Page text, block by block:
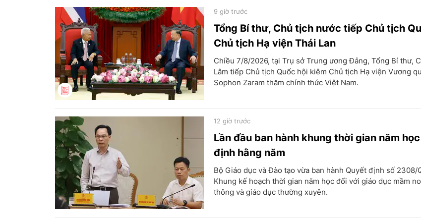
Tổng Bí thư, Chủ tịch nước tiếp Chủ tịch
Chủ tịch Hạ viện Thái Lan
9 giờ trước
Chiều 7/8/2026, tại Trụ sở Trung ương Đảng, Tổng Bí thư,
Lâm tiếp Chủ tịch Quốc hội kiêm Chủ tịch Hạ viện Vương
Sophon Zaram thăm chính thức Việt Nam.
Lần đầu ban hành khung thời gian năm
định hằng năm
12 giờ trước
Bộ Giáo dục và Đào tạo vừa ban hành Quyết định số
Khung kế hoạch thời gian năm học đối với giáo dục mầm
thông và giáo dục thường xuyên.